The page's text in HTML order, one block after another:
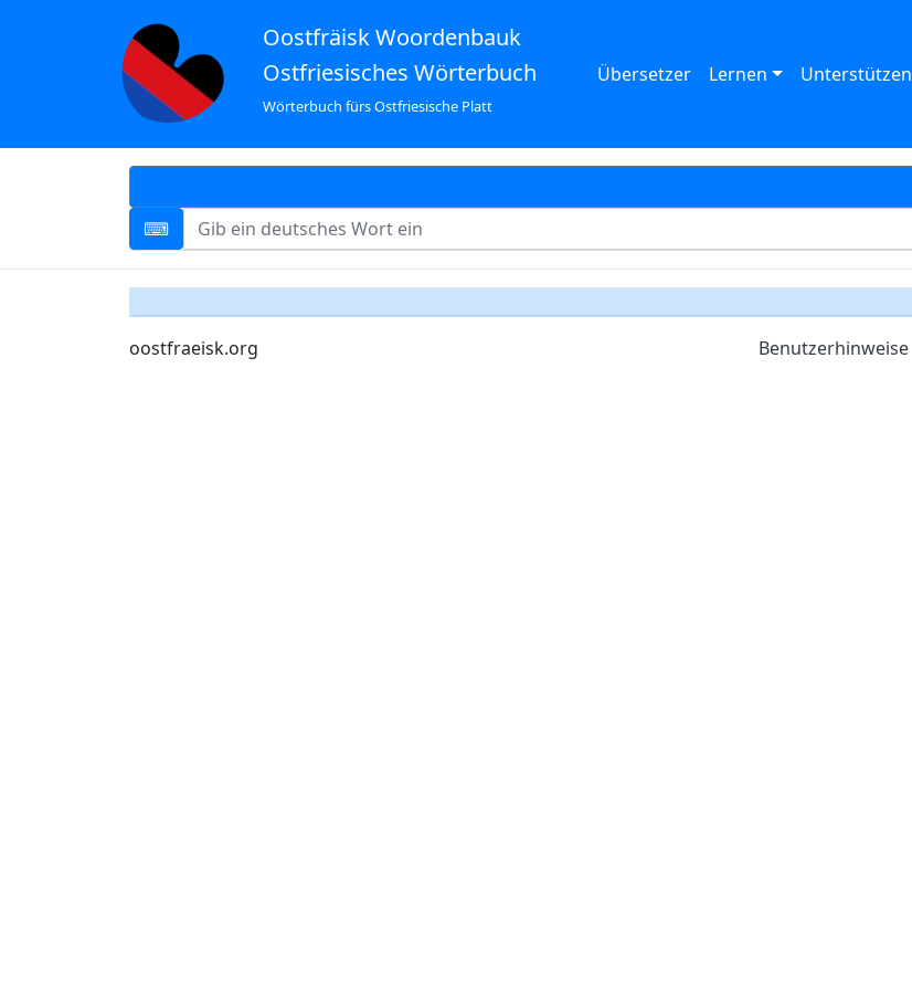
Oostfräisk Woordenbauk
Ostfriesisches Wörterbuch
Wörterbuch fürs Ostfriesische Platt
Übersetzer Lernen Unterstützen
oostfraeisk.org Benutzerhinweise